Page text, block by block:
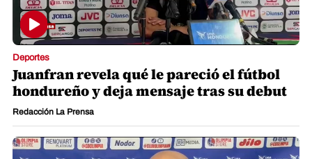
Deportes
Juanfran revela qué le pareció el fútbol
hondureño y deja mensaje tras su debut
Redacción La Prensa